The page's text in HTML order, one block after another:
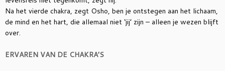
Na het vierde chakra, zegt Osho, ben je ontstegen aan het lichaam,
de mind en het hart, die allemaal niet ‘jij’ zijn – alleen je wezen blijft
over.
ERVAREN VAN DE CHAKRA’S